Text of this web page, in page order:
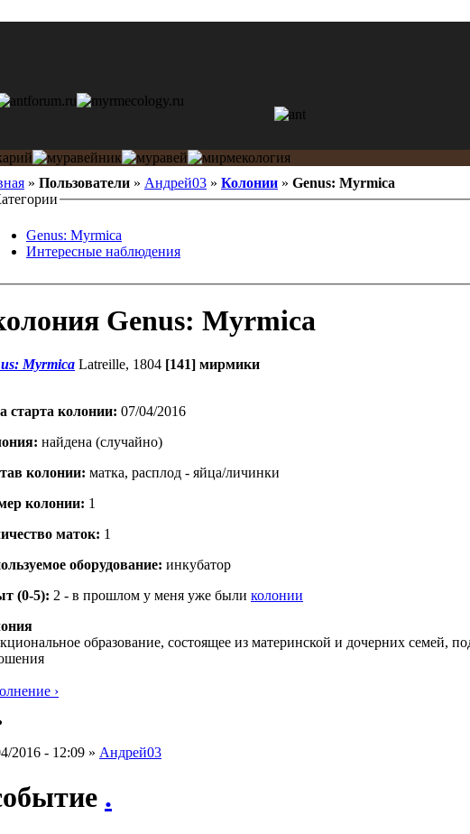
» Пользователи » Андрей03 » Колонии » Genus: Myrmica
Genus: Myrmica
Интересные наблюдения
Genus: Myrmica
Myrmica Latreille, 1804 [141] мирмики
старта кoлонии: 07/04/2016
найдена (случайно)
кoлонии: матка, расплод - яйца/личинки
кoлонии: 1
маток: 1
оборудование: инкубатор
(0-5): 2 - в прошлом у меня уже были колонии
образование, состоящее из материнской и дочерних семей,
›
2016 - 12:09 » Андрей03
.